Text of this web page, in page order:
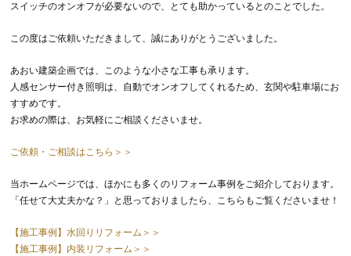
スイッチのオンオフが必要ないので、とても助かっているとのことでした。
この度はご依頼いただきまして、誠にありがとうございました。
あおい建築企画では、このような小さな工事も承ります。
人感センサー付き照明は、自動でオンオフしてくれるため、玄関や駐車場にお
すすめです。
お求めの際は、お気軽にご相談くださいませ。
ご依頼・ご相談はこちら＞＞
当ホームページでは、ほかにも多くのリフォーム事例をご紹介しております。
「任せて大丈夫かな？」と思っておりましたら、こちらもご覧くださいませ！
【施工事例】水回りリフォーム＞＞
【施工事例】内装リフォーム＞＞